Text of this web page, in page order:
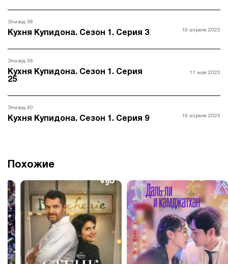
Эпизод 38
Кухня Купидона. Сезон 1. Серия 3 19 апреля 2023
Эпизод 39
Кухня Купидона. Сезон 1. Серия
25
11 мая 2023
Эпизод 40
Кухня Купидона. Сезон 1. Серия 9 19 апреля 2023
Похожие